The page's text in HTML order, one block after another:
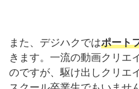
また、デジハクではポート
きます。一流の動画クリエ
のですが、駆け出しクリエ